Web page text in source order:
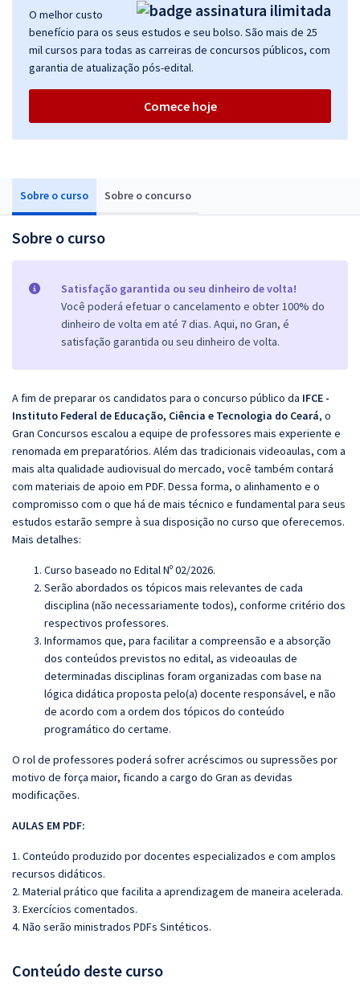
Sobre o curso Sobre o concurso
Sobre o curso
Satisfação garantida ou seu dinheiro de volta!
Você poderá efetuar o cancelamento e obter 100% do
dinheiro de volta em até 7 dias. Aqui, no Gran, é
satisfação garantida ou seu dinheiro de volta.
A fim de preparar os candidatos para o concurso público da IFCE -
Instituto Federal de Educação, Ciência e Tecnologia do Ceará, o
Gran Concursos escalou a equipe de professores mais experiente e
renomada em preparatórios. Além das tradicionais videoaulas, com a
mais alta qualidade audiovisual do mercado, você também contará
com materiais de apoio em PDF. Dessa forma, o alinhamento e o
compromisso com o que há de mais técnico e fundamental para seus
estudos estarão sempre à sua disposição no curso que oferecemos.
Mais detalhes:
Curso baseado no Edital Nº 02/2026.
Serão abordados os tópicos mais relevantes de cada
disciplina (não necessariamente todos), conforme critério dos
respectivos professores.
Informamos que, para facilitar a compreensão e a absorção
dos conteúdos previstos no edital, as videoaulas de
determinadas disciplinas foram organizadas com base na
lógica didática proposta pelo(a) docente responsável, e não
de acordo com a ordem dos tópicos do conteúdo
programático do certame.
O rol de professores poderá sofrer acréscimos ou supressões por
motivo de força maior, ficando a cargo do Gran as devidas
modificações.
AULAS EM PDF:
1. Conteúdo produzido por docentes especializados e com amplos
recursos didáticos.
2. Material prático que facilita a aprendizagem de maneira acelerada.
3. Exercícios comentados.
4. Não serão ministrados PDFs Sintéticos.
Conteúdo deste curso
O melhor custo
benefício para os seus estudos e seu bolso. São mais de 25
mil cursos para todas as carreiras de concursos públicos, com
garantia de atualização pós-edital.
Comece hoje